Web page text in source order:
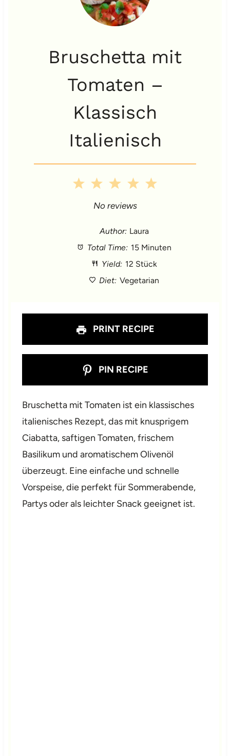
Bruschetta mit
Tomaten –
Klassisch
Italienisch
5
a
4
t
a
3
S
t
a
2
S
t
a
1
a
No reviews
Author: Laura
Total Time: 15 Minuten
Yield: 12 Stück
Diet: Vegetarian
PRINT RECIPE
PIN RECIPE
Bruschetta mit Tomaten ist ein klassisches
italienisches Rezept, das mit knusprigem
Ciabatta, saftigen Tomaten, frischem
Basilikum und aromatischem Olivenöl
überzeugt. Eine einfache und schnelle
Vorspeise, die perfekt für Sommerabende,
Partys oder als leichter Snack geeignet ist.